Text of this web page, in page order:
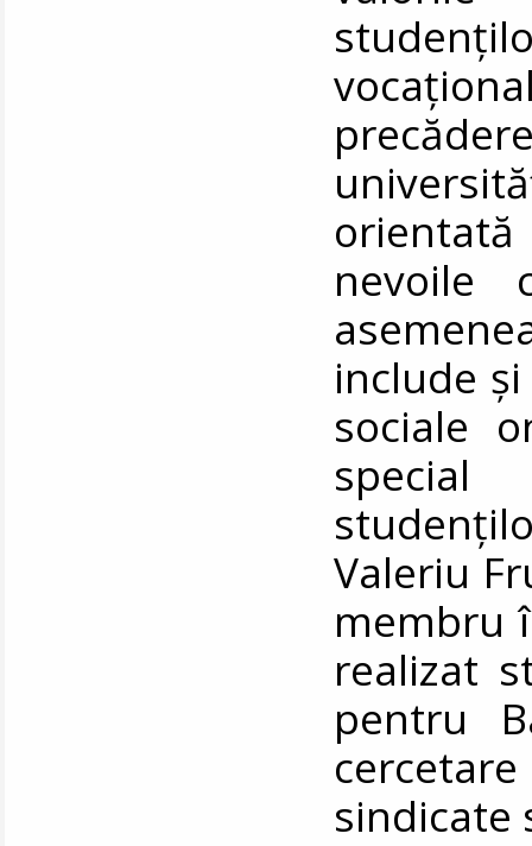
nevoile
include
sociale
special
Valeriu
membru
realizat
pentru
sindicate